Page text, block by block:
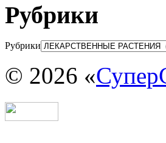
Рубрики
Рубрики
© 2026 «